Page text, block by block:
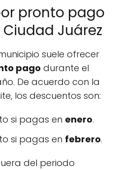
pronto pago
Juárez
suele ofrecer
pago durante el
De acuerdo con la
los descuentos son:
si pagas en enero.
si pagas en febrero.
del periodo